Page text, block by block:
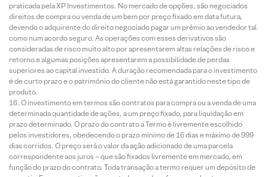
praticada pela XP Investimentos. No mercado de opções, são negociados
direitos de compra ou venda de um bem por preço fixado em data futura,
devendo o adquirente do direito negociado pagar um prêmio ao vendedor tal
como num acordo seguro. As operações com esses derivativos são
consideradas de risco muito alto por apresentarem altas relações de risco e
retorno e algumas posições apresentarem a possibilidade de perdas
superiores ao capital investido. A duração recomendada para o investimento
é de curto prazo e o patrimônio do cliente não está garantido neste tipo de
produto.
O investimento em termos são contratos para compra ou a venda de uma
determinada quantidade de ações, a um preço fixado, para liquidação em
prazo determinado. O prazo do contrato a Termo é livremente escolhido
pelos investidores, obedecendo o prazo mínimo de 16 dias e máximo de 999
dias corridos. O preço será o valor da ação adicionado de uma parcela
correspondente aos juros – que são fixados livremente em mercado, em
função do prazo do contrato. Toda transação a termo requer um depósito de